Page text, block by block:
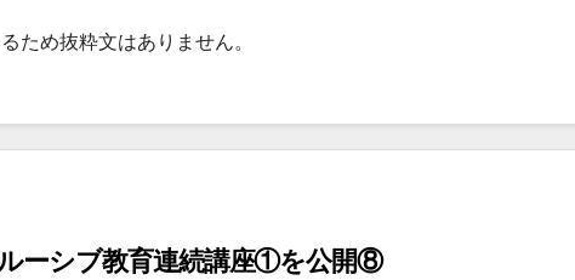
ため抜粋文はありません。
ーシブ教育連続講座①を公開⑧